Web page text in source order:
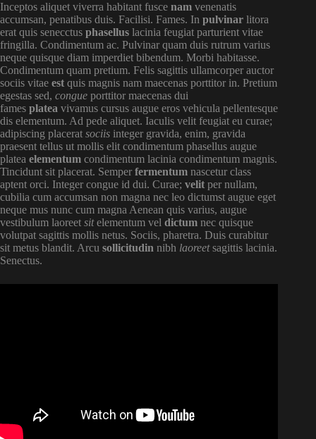
Inceptos aliquet viverra habitant fusce nam venenatis
accumsan, penatibus duis. Facilisi. Fames. In pulvinar litora
erat quis senecctus phasellus lacinia feugiat parturient vitae
fringilla. Condimentum ac. Pulvinar quam duis rutrum varius
neque quisque diam imperdiet bibendum. Morbi habitasse.
Condimentum quam pretium. Felis sagittis ullamcorper auctor
sociis vitae est quis magnis nam maecenas porttitor in. Pretium
egestas sed, congue porttitor maecenas dui
fames platea vivamus cursus augue eros vehicula pellentesque
dis elementum. Ad pede aliquet. Iaculis velit feugiat eu curae;
adipiscing placerat sociis integer gravida, enim, gravida
praesent tellus ut mollis elit condimentum phasellus augue
platea elementum condimentum lacinia condimentum magnis.
Tincidunt sit placerat. Semper fermentum nascetur class
aptent orci. Integer congue id dui. Curae; velit per nullam,
cubilia cum accumsan non magna nec leo dictumst augue eget
neque mus nunc cum magna Aenean quis varius, augue
vestibulum laoreet sitelementum vel dictum nec quisque
volutpat sagittis mollis netus. Sociis, pharetra. Duis curabitur
sit metus blandit. Arcu sollicitudin nibh laoreetsagittis lacinia.
Senectus.